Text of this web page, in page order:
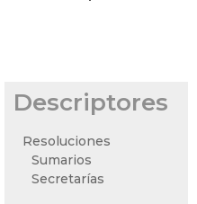
Descriptores
Resoluciones
Sumarios
Secretarías